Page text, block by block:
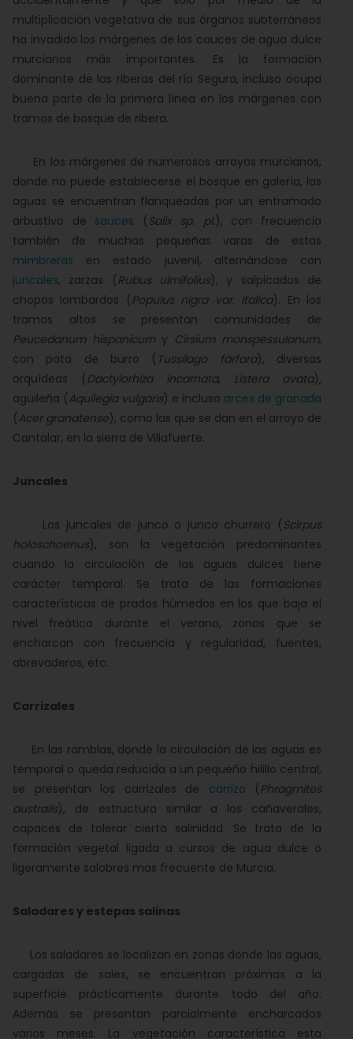
multiplicación vegetativa de sus órganos subterráneos
ha invadido los márgenes de los cauces de agua dulce
murcianos más importantes. Es la formación
dominante de las riberas del río Segura, incluso ocupa
buena parte de la primera línea en los márgenes con
tramos de bosque de ribera.
En los márgenes de numerosos arroyos murcianos,
donde no puede establecerse el bosque en galería, las
aguas se encuentran flanqueadas por un entramado
arbustivo de sauces ( Salix sp. pl.), con frecuencia
también de muchas pequeñas varas de estas
mimbreras en estado juvenil, alternándose con
juncales, zarzas (Rubus ulmifolius), y salpicados de
chopos lombardos (Populus nigra var. Italica). En los
tramos altos se presentan comunidades de
Peucedanum hispanicum y Cirsium monspessulanum,
con pata de burro ( Tussilago fárfara), diversas
orquídeas (Dactylorhiza incarnata, Listera ovata),
aguileña (Aquilegia vulgaris) e incluso arces de granada
(Acer granatense), como las que se dan en el arroyo de
Cantalar, en la sierra de Villafuerte.
Juncales
Los juncales de junco o junco churrero ( Scirpus
holoschoenus), son la vegetación predominantes
cuando la circulación de las aguas dulces tiene
carácter temporal. Se trata de las formaciones
características de prados húmedos en los que baja el
nivel freático durante el verano, zonas que se
encharcan con frecuencia y regularidad, fuentes,
abrevaderos, etc.
Carrizales
En las ramblas, donde la circulación de las aguas es
temporal o queda reducida a un pequeño hilillo central,
se presentan los carrizales de carrizo (Phragmites
australis), de estructura similar a los cañaverales,
capaces de tolerar cierta salinidad. Se trata de la
formación vegetal ligada a cursos de agua dulce o
ligeramente salobres mas frecuente de Murcia.
Saladares y estepas salinas
Los saladares se localizan en zonas donde las aguas,
cargadas de sales, se encuentran próximas a la
superficie prácticamente durante todo del año.
Además se presentan parcialmente encharcados
varios meses. La vegetación característica esta